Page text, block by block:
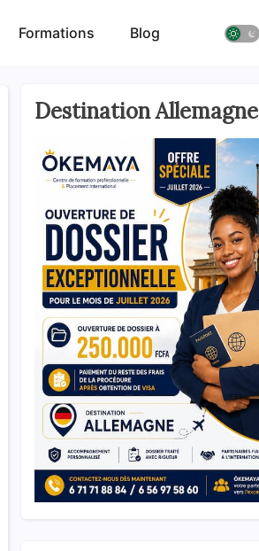
Formations Blog
Destination Allemagne